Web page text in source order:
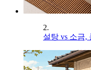
2.
설탕 vs 소금,